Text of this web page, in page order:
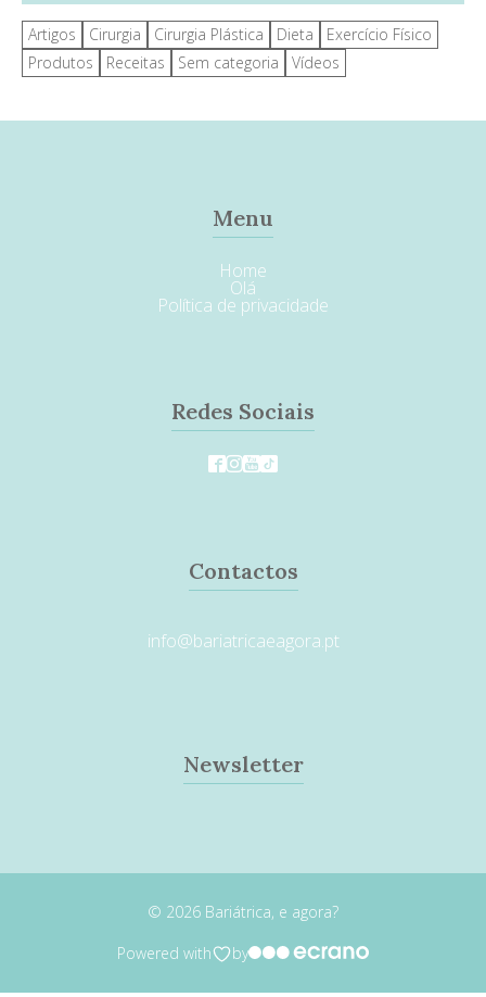
Artigos Cirurgia Cirurgia Plástica Dieta
Exercício Físico
Produtos
Receitas Sem categoria Vídeos
Menu
Home
Olá
Política de privacidade
Redes Sociais
Contactos
info@bariatricaeagora.pt
Newsletter
© 2026 Bariátrica, e agora?
Powered with
by